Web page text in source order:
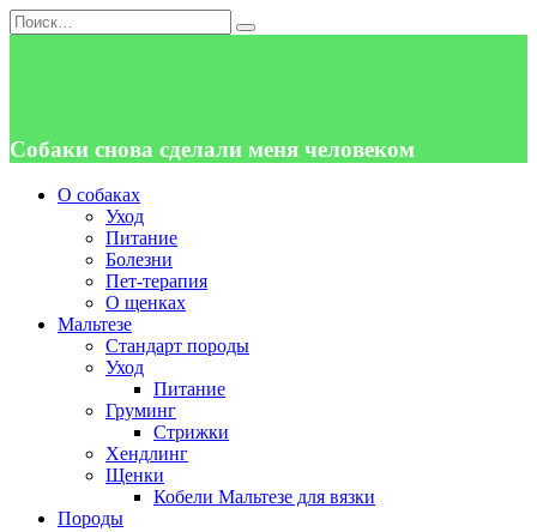
Перейти
к
Search
for:
Собаки снова сделали меня человеком
О собаках
Уход
Питание
Болезни
Пет-терапия
О щенках
Мальтезе
Стандарт породы
Уход
Питание
Груминг
Стрижки
Хендлинг
Щенки
Кобели Мальтезе для вязки
Породы